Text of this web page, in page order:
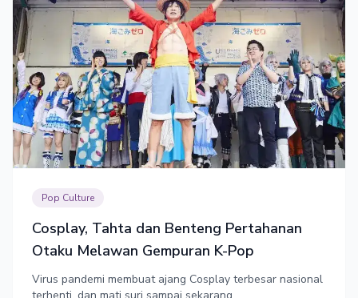
Pop Culture
Cosplay, Tahta dan Benteng Pertahanan
Otaku Melawan Gempuran K-Pop
Virus pandemi membuat ajang Cosplay terbesar nasional